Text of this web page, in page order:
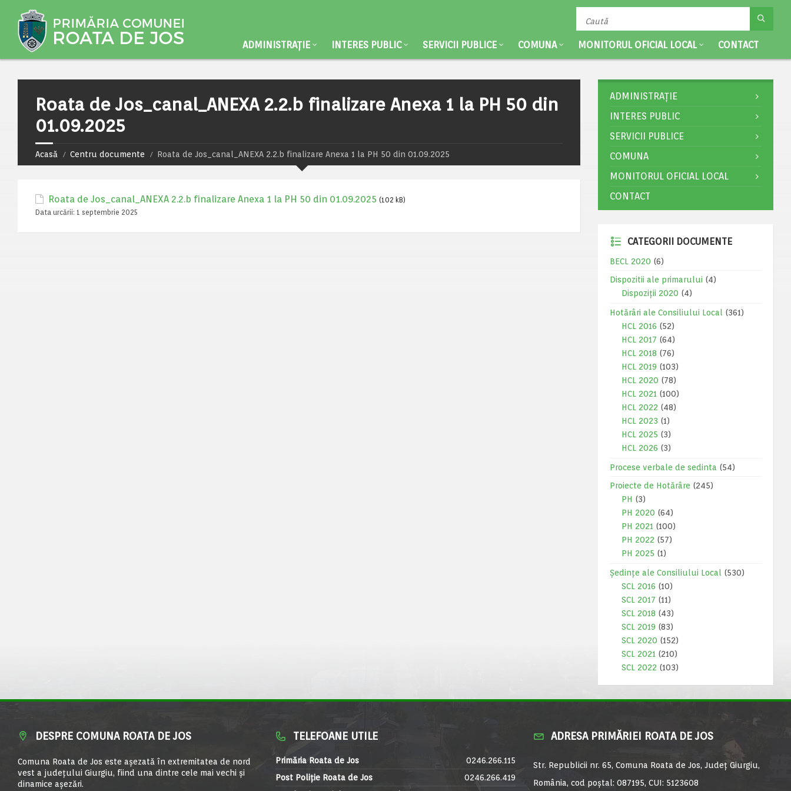
ADMINISTRAȚIE INTERES PUBLIC SERVICII PUBLICE COMUNA MONITORUL OFICIAL LOCAL CONTACT
Roata de Jos_canal_ANEXA 2.2.b finalizare Anexa 1 la PH 50 din
01.09.2025
Acasă Centru documente Roata de Jos_canal_ANEXA 2.2.b finalizare Anexa 1 la PH 50 din 01.09.2025
Roata de Jos_canal_ANEXA 2.2.b finalizare Anexa 1 la PH 50 din 01.09.2025 (102 kB)
Data urcării: 1 septembrie 2025
ADMINISTRAȚIE
INTERES PUBLIC
SERVICII PUBLICE
COMUNA
MONITORUL OFICIAL LOCAL
CONTACT
CATEGORII DOCUMENTE
BECL 2020 (6)
Dispozitii ale primarului (4)
Dispoziții 2020 (4)
Hotărâri ale Consiliului Local
(361)
HCL 2016 (52)
HCL 2017 (64)
HCL 2018 (76)
HCL 2019 (103)
HCL 2020 (78)
HCL 2021 (100)
HCL 2022 (48)
HCL 2023 (1)
HCL 2025 (3)
HCL 2026 (3)
Procese verbale de sedinta (54)
Proiecte de Hotărâre (245)
PH (3)
PH 2020 (64)
PH 2021 (100)
PH 2022 (57)
PH 2025 (1)
Ședințe ale Consiliului Local
(530)
SCL 2016 (10)
SCL 2017 (11)
SCL 2018 (43)
SCL 2019 (83)
SCL 2020 (152)
SCL 2021 (210)
SCL 2022 (103)
DESPRE COMUNA ROATA DE JOS
Comuna Roata de Jos este aşezată în extremitatea de nord
vest a judeţului Giurgiu, fiind una dintre cele mai vechi şi
dinamice aşezări.
TELEFOANE UTILE
Primăria Roata de Jos
0246.266.115
Post Poliție Roata de Jos
0246.266.419
ADRESA PRIMĂRIEI ROATA DE JOS
Str. Republicii nr. 65, Comuna Roata de Jos, Județ Giurgiu,
România, cod poștal: 087195, CUI: 5123608